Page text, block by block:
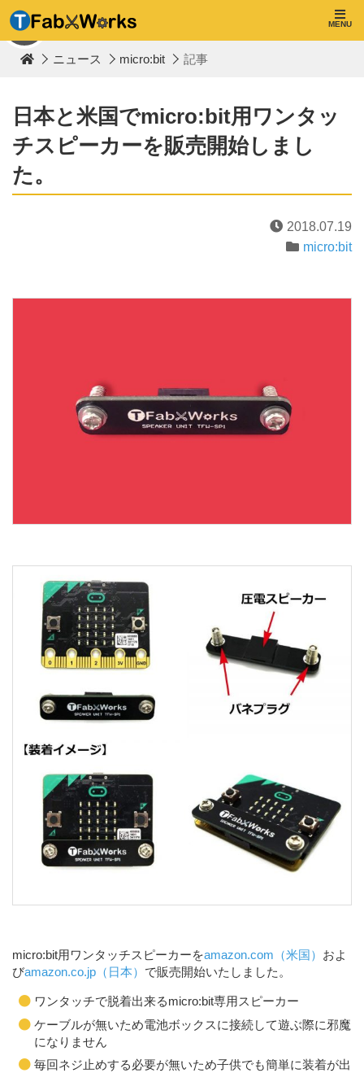
TOP
a
W
s
MENU
ニュース micro:bit 記事
日本と米国でmicro:bit用ワンタッ
チスピーカーを販売開始しまし
た。
2018.07.19
micro:bit
micro:bit用ワンタッチスピーカーをamazon.com（米国） およ
びamazon.co.jp（日本） で販売開始いたしました。
ワンタッチで脱着出来るmicro:bit専用スピーカー
ケーブルが無いため電池ボックスに接続して遊ぶ際に邪魔
になりません
毎回ネジ止めする必要が無いため子供でも簡単に装着が出